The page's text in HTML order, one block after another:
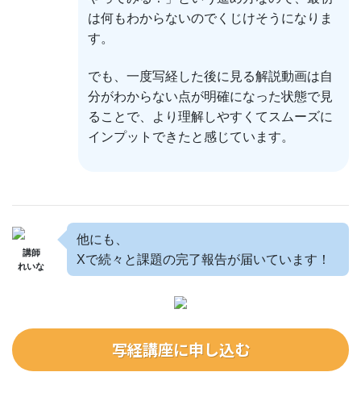
は何もわからないのでくじけそうになりま
す。
でも、一度写経した後に見る解説動画は自
分がわからない点が明確になった状態で見
ることで、より理解しやすくてスムーズに
インプットできたと感じています。
講師
れいな
他にも、
Xで続々と課題の完了報告が届いています！
写経講座に申し込む